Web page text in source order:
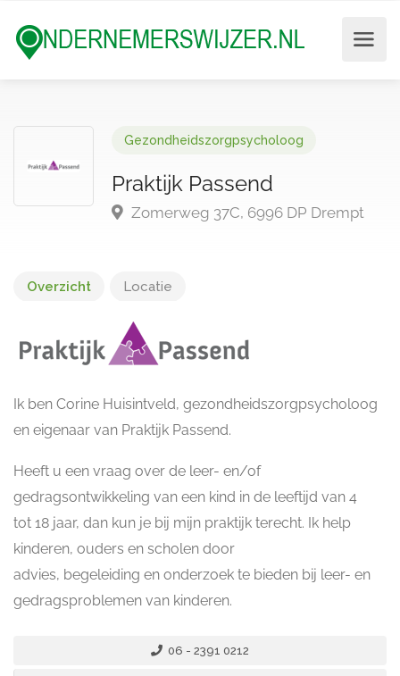
Gezondheidszorgpsycholoog
Praktijk Passend
Zomerweg 37C, 6996 DP Drempt
Overzicht Locatie
Ik ben Corine Huisintveld, gezondheidszorgpsycholoog
en eigenaar van Praktijk Passend.
Heeft u een vraag over de leer- en/of
gedragsontwikkeling van een kind in de leeftijd van 4
tot 18 jaar, dan kun je bij mijn praktijk terecht. Ik help
kinderen, ouders en scholen door
advies, begeleiding en onderzoek te bieden bij leer- en
gedragsproblemen van kinderen.
06 - 2391 0212